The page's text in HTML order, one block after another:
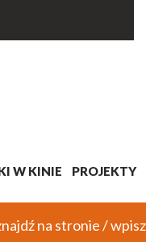
W KINIE PROJEKTY